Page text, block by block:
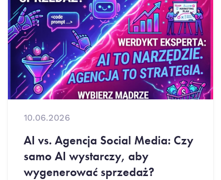
10.06.2026
AI vs. Agencja Social Media: Czy
samo AI wystarczy, aby
wygenerować sprzedaż?